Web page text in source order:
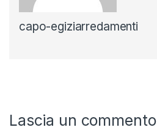
capo-egiziarredamenti
Lascia un commento